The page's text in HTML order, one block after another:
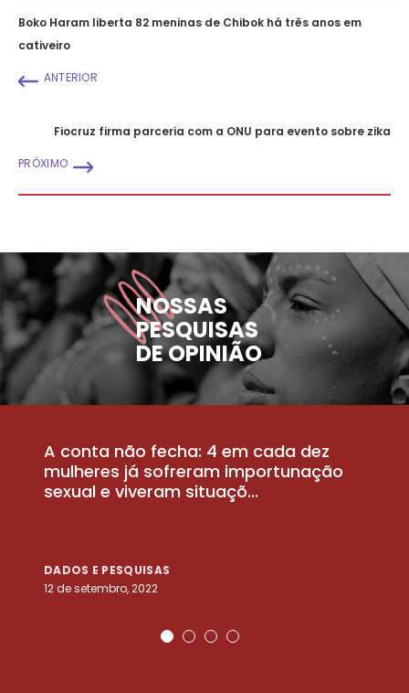
Boko Haram liberta 82 meninas de Chibok há três anos em
cativeiro
ANTERIOR
Fiocruz firma parceria com a ONU para evento sobre zika
PRÓXIMO
NOSSAS
PESQUISAS
DE OPINIÃO
A conta não fecha: 4 em cada dez
mulheres já sofreram importunação
sexual e viveram situaçõ...
DADOS E PESQUISAS
12 de setembro, 2022